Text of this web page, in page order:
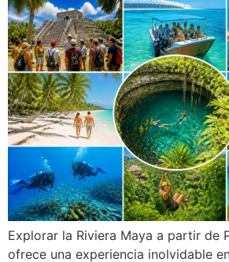
Explorar la Riviera Maya a partir de
ofrece una experiencia inolvidable